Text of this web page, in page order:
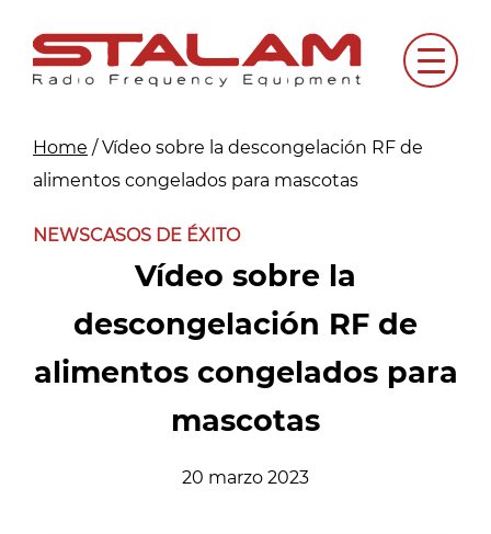
content
Menu
Home /Vídeo sobre la descongelación RF de
alimentos congelados para mascotas
NEWSCASOS DE ÉXITO
Vídeo sobre la
descongelación RF de
alimentos congelados para
mascotas
20 marzo 2023